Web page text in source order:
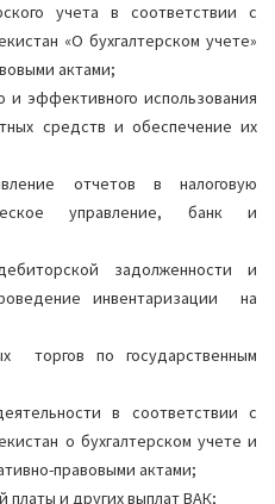
учета в соответствии с
«О бухгалтерском учете»
актами;
и эффективного использования
средств и обеспечение их
отчетов в налоговую
управление, банк и
задолженности и
инвентаризации на
торгов по государственным
в соответствии с
о бухгалтерском учете и
правовыми актами;
платы и других выплат ВАК;